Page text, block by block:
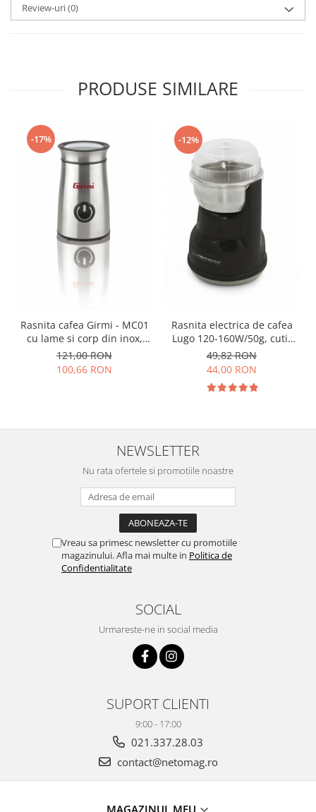
Review-uri(0)
PRODUSE SIMILARE
-17%
Rasnita cafea Girmi - MC01
cu lame si corp din inox,
capacitate 50g, 150W, inox-
negru
121,00 RON
100,66 RON
-12%
Rasnita electrica de cafea
Lugo 120-160W/50g, cutit
din otel, negru
49,82 RON
44,00 RON
NEWSLETTER
Nu rata ofertele si promotiile noastre
Vreau sa primesc newsletter cu promotiile
magazinului. Afla mai multe in Politica de
Confidentialitate
SOCIAL
Urmareste-ne in social media
SUPORT CLIENTI
9:00 - 17:00
021.337.28.03
contact@netomag.ro
MAGAZINUL MEU